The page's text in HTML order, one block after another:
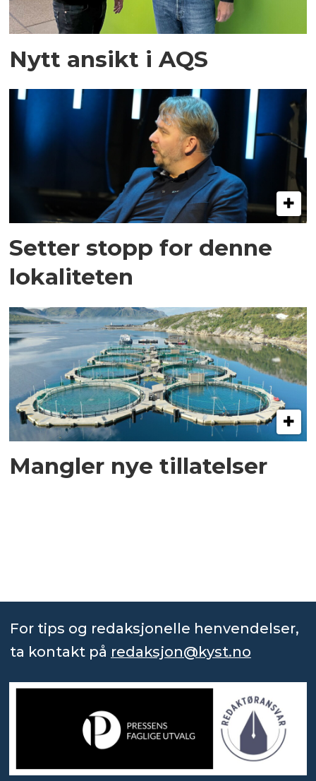
Nytt ansikt i AQS
Setter stopp for denne
lokaliteten
Mangler nye tillatelser
For tips og redaksjonelle henvendelser,
ta kontakt på redaksjon@kyst.no